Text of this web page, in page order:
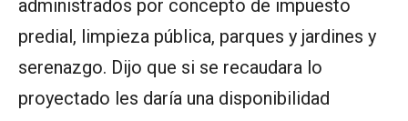
administrados por concepto de impuesto
predial, limpieza pública, parques y jardines y
serenazgo. Dijo que si se recaudara lo
proyectado les daría una disponibilidad